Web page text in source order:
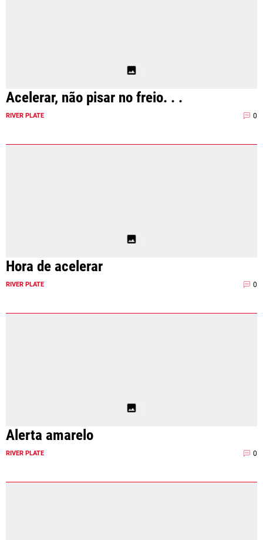
Acelerar, não pisar no freio. . .
RIVER PLATE 0
Hora de acelerar
RIVER PLATE 0
Alerta amarelo
RIVER PLATE 0